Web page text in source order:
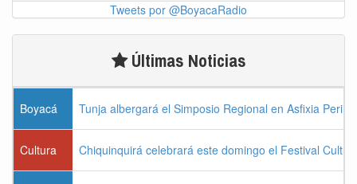
Tweets por @BoyacaRadio
Últimas Noticias
Boyacá Tunja albergará el Simposio Regional en Asfixia
Cultura Chiquinquirá celebrará este domingo el Festival